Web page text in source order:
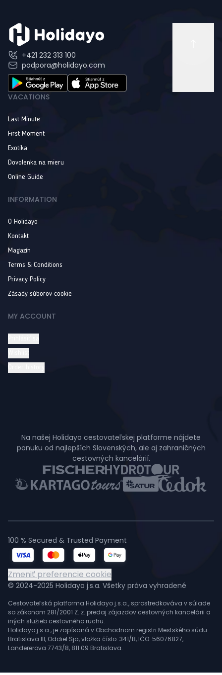
+421 232 313 100
podpora@holidayo.com
VACATIONS
Last Minute
First Moment
Exotika
Dovolenka na mieru
Online Guide
INFORMATION
O Holidayo
Kontakt
Magazín
Terms & Conditions
Privacy Policy
Zásady súborov cookie
MY ACCOUNT
Na našej Holidayo cestovateľskej platforme nájdete
ponuku od najlepších Slovenských, ale aj zahraničných
cestovných kancelárií.
© 2024-2025 Holidayo j.s.a. Všetky práva vyhradené
Cestovateľská platforma Holidayo j.s.a., sprostredkováva v súlade
so zákonom 281/2001 Z. z. predaj zájazdov cestovných kancelárii a
iných služieb cestovného ruchu.
Holidayo j.s.a., je zapísaná v Obchodnom registri Mestského súdu
Bratislava III, Oddiel Sja, vložka číslo: 341/B, IČO: 56076827,
Landererova 7743/8, 811 09 Bratislava.
100 % Secured & Trusted Payment
Zmeniť preferencie cookie